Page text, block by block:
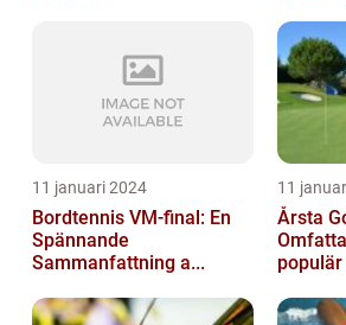
11 januari 2024
Bordtennis VM-final: En
Spännande
Sammanfattning a...
11
Årsta
populär